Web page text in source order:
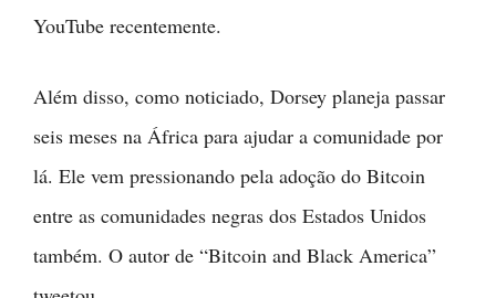
YouTube recentemente.
Além disso, como noticiado, Dorsey planeja passar
seis meses na África para ajudar a comunidade por
lá. Ele vem pressionando pela adoção do Bitcoin
entre as comunidades negras dos Estados Unidos
também. O autor de “Bitcoin and Black America”